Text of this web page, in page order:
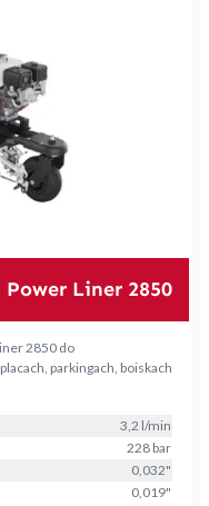
Liner 2850
2850 do
parkingach, boiskach
3,2 l/min
228 bar
0,032"
0,019"